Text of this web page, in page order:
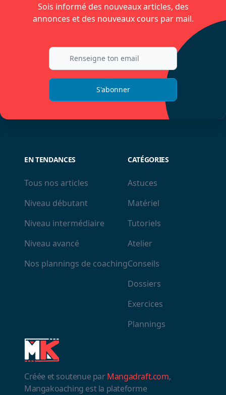
Sois informé des nouveaux articles, des
annonces et des nouveaux cours par mail.
S'abonner
Créée et soutenue parMangadraft.com,
Mangakoaching est la plateforme
EN TENDANCES
Tous nos articles
Niveau débutant
Niveau intermédiaire
Niveau avancé
Nos plannings de coaching
CATÉGORIES
Astuces
Matériel
Tutoriels
Atelier
Conseils
Dossiers
Exercices
Plannings